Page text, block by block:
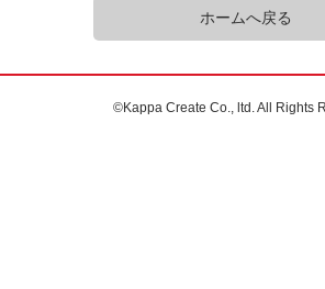
ホームへ戻る
©Kappa Create Co., ltd. All Rights